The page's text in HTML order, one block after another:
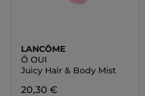
LANCÔME
Ô OUI
Juicy Hair & Body Mist
20,30 €